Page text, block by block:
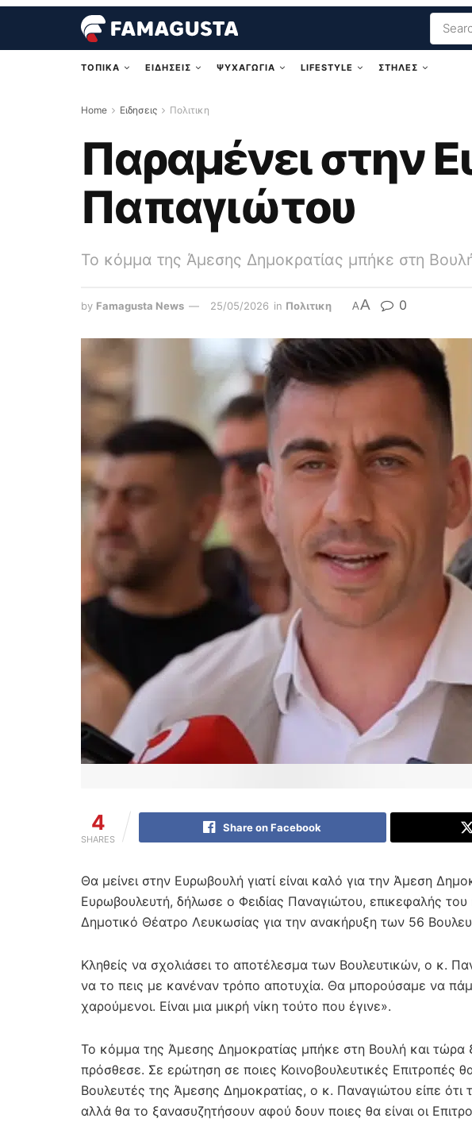
ΤΟΠΙΚΑ ΕΙΔΗΣΕΙΣ ΨΥΧΑΓΩΓΙΑ LIFESTYLE ΣΤΗΛΕΣ
Home Ειδησεις Πολιτικη
Παραμένει στην
Παπαγιώτου
Το κόμμα της Άμεσης Δημοκρατίας μπήκε στη
by Famagusta News 25/05/2026 in Πολιτικη AA 0
4
SHARES
Share on Facebook
Θα μείνει στην Ευρωβουλή γιατί είναι καλό για την Άμεση
Ευρωβουλευτή, δήλωσε ο Φειδίας Παναγιώτου, επικεφαλής
Δημοτικό Θέατρο Λευκωσίας για την ανακήρυξη των 56
Κληθείς να σχολιάσει το αποτέλεσμα των Βουλευτικών, ο κ.
να το πεις με κανέναν τρόπο αποτυχία. Θα μπορούσαμε να
χαρούμενοι. Είναι μια μικρή νίκη τούτο που έγινε».
Το κόμμα της Άμεσης Δημοκρατίας μπήκε στη Βουλή και τώρα
πρόσθεσε. Σε ερώτηση σε ποιες Κοινοβουλευτικές Επιτροπές
Βουλευτές της Άμεσης Δημοκρατίας, ο κ. Παναγιώτου είπε ότι
αλλά θα το ξανασυζητήσουν αφού δουν ποιες θα είναι οι